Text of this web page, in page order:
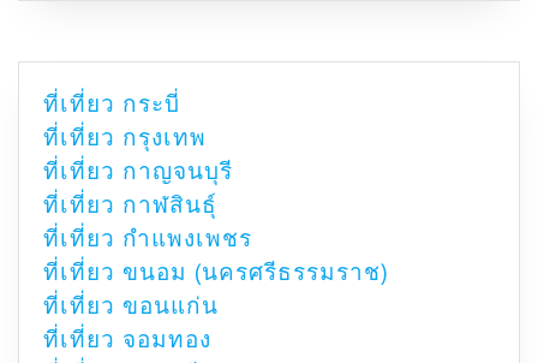
ที่เที่ยว กระบี่
ที่เที่ยว กรุงเทพ
ที่เที่ยว กาญจนบุรี
ที่เที่ยว กาฬสินธุ์
ที่เที่ยว กำแพงเพชร
ที่เที่ยว ขนอม (นครศรีธรรมราช)
ที่เที่ยว ขอนแก่น
ที่เที่ยว จอมทอง